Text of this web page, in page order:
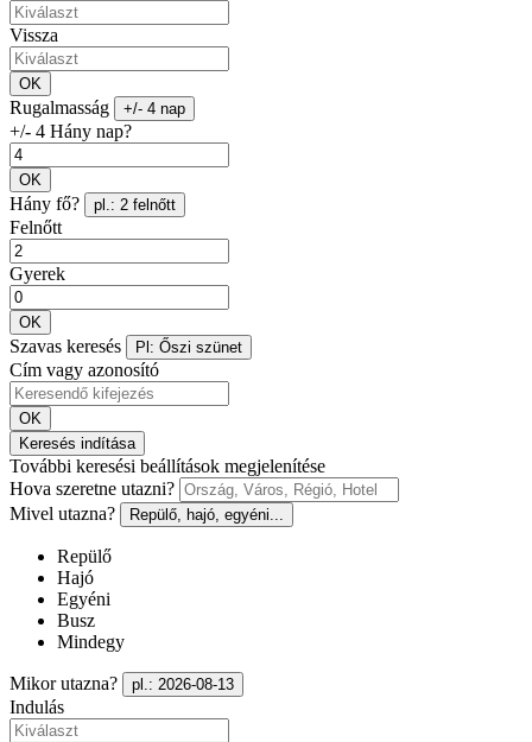
Vissza
OK
Rugalmasság +/- 4 nap
+/- 4 Hány nap?
OK
Hány fő? pl.: 2 felnőtt
Felnőtt
Gyerek
OK
Szavas keresés Pl: Őszi szünet
Cím vagy azonosító
OK
Keresés indítása
További keresési beállítások megjelenítése
Hova szeretne utazni?
Mivel utazna?
Repülő, hajó, egyéni...
Repülő
Hajó
Egyéni
Busz
Mindegy
Mikor utazna? pl.: 2026-08-13
Indulás